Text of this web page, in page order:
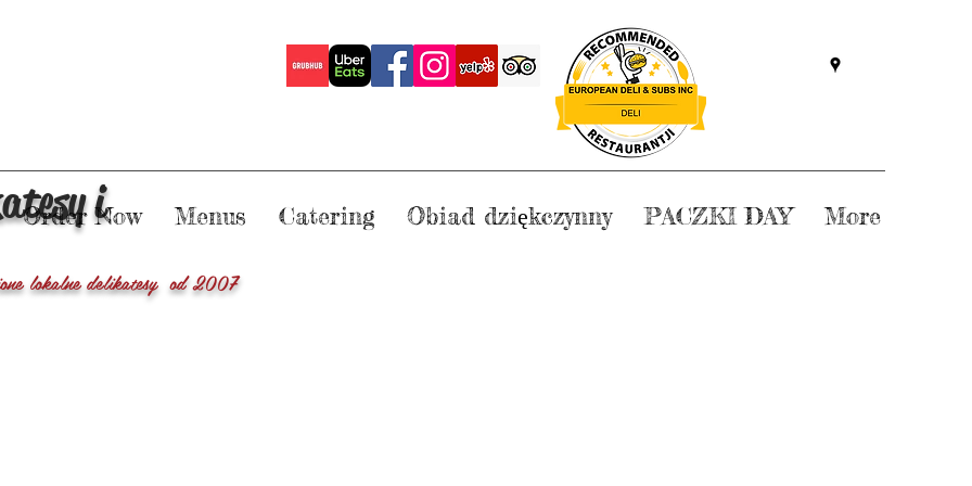
i
lokalne delikatesy od 2007
Order Now Menus Catering Obiad dziękczynny PACZKI DAY More